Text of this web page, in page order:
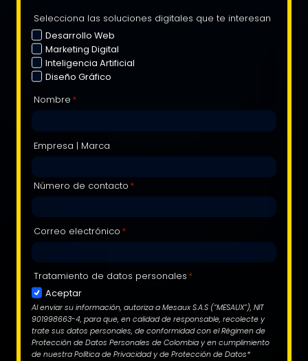
Selecciona las soluciones digitales que te interesan
Desarrollo Web
Marketing Digital
Inteligencia Artificial
Diseño Gráfico
Nombre *
Empresa | Marca
Número de contacto *
Correo electrónico *
Tratamiento de datos personales *
Aceptar
Al enviar su información, autoriza a Mesaux S.A.S (“MESAUX”), NIT
901998663-4, para que, en calidad de responsable, recolecte y
trate sus datos personales, de conformidad con el Régimen de
Protección de Datos Personales de Colombia y en cumplimiento
de nuestra Política de Privacidad y de Protección de Datos*